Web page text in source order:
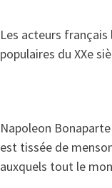
Les acteurs français
populaires du XXe
Napoleon
est tissée de
auxquels tout le